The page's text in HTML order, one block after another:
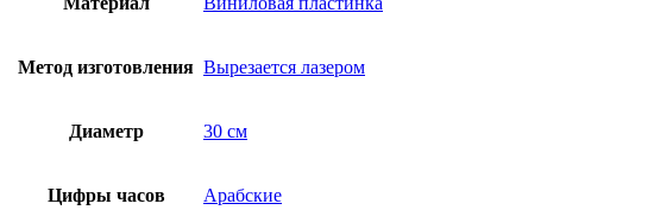
Метод изготовления Вырезается лазером
Диаметр 30 см
Цифры часов Арабские